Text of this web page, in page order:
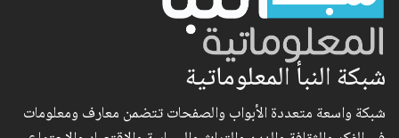
شبكة النبأ المعلوماتية
شبكة واسعة متعددة الأبواب والصفحات تتضمن معارف ومعلومات